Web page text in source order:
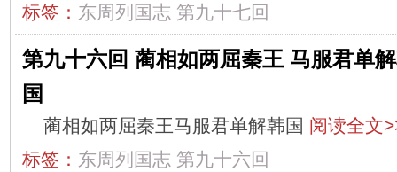
标签： 东周列国志 第九十七回
第九十六回 蔺相如两屈秦王 马服君单
国
蔺相如两屈秦王马服君单解韩国 阅读全文
标签： 东周列国志 第九十六回